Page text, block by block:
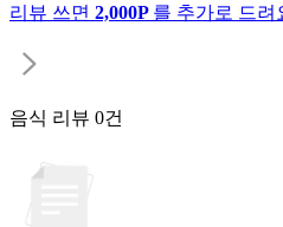
리뷰 쓰면 2,000P 를 추가로 드려
음식 리뷰 0건